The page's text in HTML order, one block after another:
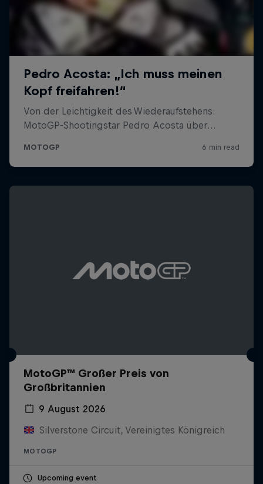
MotoGP™ Großer Preis von
Großbritannien
9 August 2026
Silverstone Circuit, Vereinigtes Königreich
MOTOGP
Upcoming event